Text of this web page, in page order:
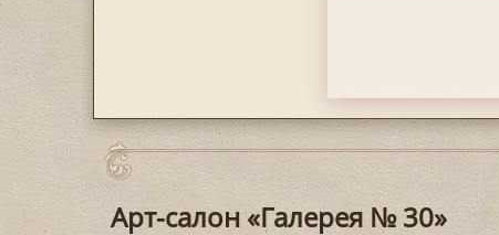
Арт-салон «Галерея № 30»